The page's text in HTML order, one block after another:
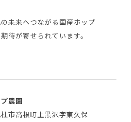
未来へつながる国産ホップ
待が寄せられています。
農園
市高根町上黒沢字東久保